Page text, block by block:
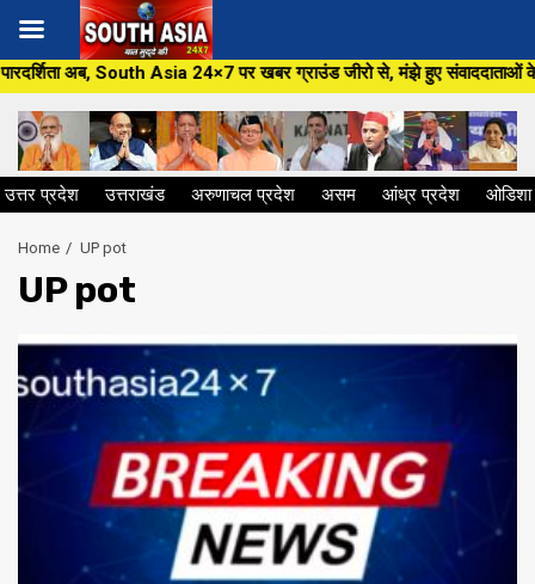
Skip
to
content
अब, South Asia 24×7 पर खबर ग्राउंड जीरो से, मंझे हुए संवाददाताओं के
उत्तर प्रदेश उत्तराखंड अरुणाचल प्रदेश असम आंध्र प्रदेश ओडिशा
Home UP pot
UP pot